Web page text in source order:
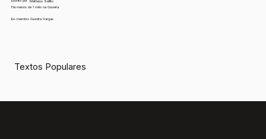
Escrito por
Matheus Sellito
Há menos de 1 mês na Gazeta
Ex-membro Gazeta Vargas
Textos Populares